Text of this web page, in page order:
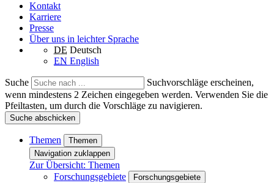
Kontakt
Karriere
Presse
Über uns in leichter Sprache
DE Deutsch
EN English
Suche
Suchvorschläge erscheinen,
wenn mindestens 2 Zeichen eingegeben werden. Verwenden Sie die
Pfeiltasten, um durch die Vorschläge zu navigieren.
Suche abschicken
Themen
Themen
Navigation zuklappen
Zur Übersicht: Themen
Forschungsgebiete
Forschungsgebiete